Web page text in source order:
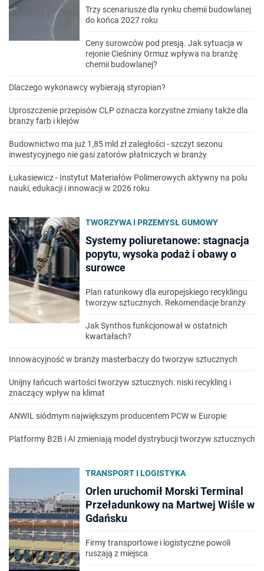
Trzy scenariusze dla rynku chemii budowlanej
do końca 2027 roku
Ceny surowców pod presją. Jak sytuacja w
rejonie Cieśniny Ormuz wpływa na branżę
chemii budowlanej?
Dlaczego wykonawcy wybierają styropian?
Uproszczenie przepisów CLP oznacza korzystne zmiany także dla
branży farb i klejów
Budownictwo ma już 1,85 mld zł zaległości - szczyt sezonu
inwestycyjnego nie gasi zatorów płatniczych w branży
Łukasiewicz - Instytut Materiałów Polimerowych aktywny na polu
nauki, edukacji i innowacji w 2026 roku
TWORZYWA I PRZEMYSŁ GUMOWY
Systemy poliuretanowe: stagnacja
popytu, wysoka podaż i obawy o
surowce
Plan ratunkowy dla europejskiego recyklingu
tworzyw sztucznych. Rekomendacje branży
Jak Synthos funkcjonował w ostatnich
kwartałach?
Innowacyjność w branży masterbaczy do tworzyw sztucznych
Unijny łańcuch wartości tworzyw sztucznych: niski recykling i
znaczący wpływ na klimat
ANWIL siódmym największym producentem PCW w Europie
Platformy B2B i AI zmieniają model dystrybucji tworzyw sztucznych
TRANSPORT I LOGISTYKA
Orlen uruchomił Morski Terminal
Przeładunkowy na Martwej Wiśle w
Gdańsku
Firmy transportowe i logistyczne powoli
ruszają z miejsca